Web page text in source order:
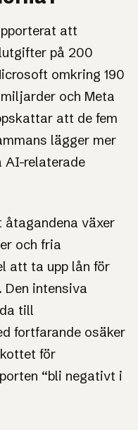
att
på 200
omkring 190
och Meta
att de fem
lägger mer
AI-relaterade
åtagandena växer
och fria
att ta upp lån för
intensiva
till
fortfarande osäker
för
“bli negativt i